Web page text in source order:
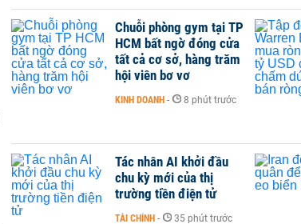
Chuỗi phòng gym tại TP
HCM bất ngờ đóng cửa
tất cả cơ sở, hàng trăm
hội viên bơ vơ
KINH DOANH - 8 phút trước
Tác nhân AI khởi đầu
chu kỳ mới của thị
trường tiền điện tử
TÀI CHÍNH - 35 phút trước